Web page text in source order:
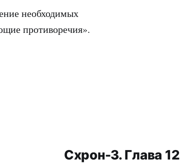
необходимых
противоречия».
Схрон-3. Глава 12